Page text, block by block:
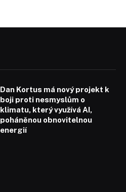
Dan Kortus má nový projekt k
boji proti nesmyslům o
klimatu, který využívá AI,
poháněnou obnovitelnou
energií